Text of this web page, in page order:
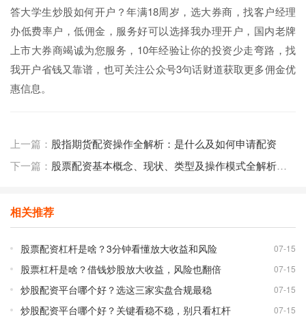
答大学生炒股如何开户？年满18周岁，选大券商，找客户经理
办低费率户，低佣金，服务好可以选择我办理开户，国内老牌
上市大券商竭诚为您服务，10年经验让你的投资少走弯路，找
我开户省钱又靠谱，也可关注公众号3句话财道获取更多佣金优
惠信息。
上一篇： 股指期货配资操作全解析：是什么及如何申请配资
下一篇： 股票配资基本概念、现状、类型及操作模式全解析，满足多样需求
相关推荐
股票配资杠杆是啥？3分钟看懂放大收益和风险 07-15
股票杠杆是啥？借钱炒股放大收益，风险也翻倍 07-15
炒股配资平台哪个好？选这三家实盘合规最稳 07-15
炒股配资平台哪个好？关键看稳不稳，别只看杠杆 07-15